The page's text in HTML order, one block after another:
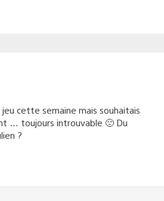
jeu cette semaine mais souhaitais
… toujours introuvable 🙁 Du
?